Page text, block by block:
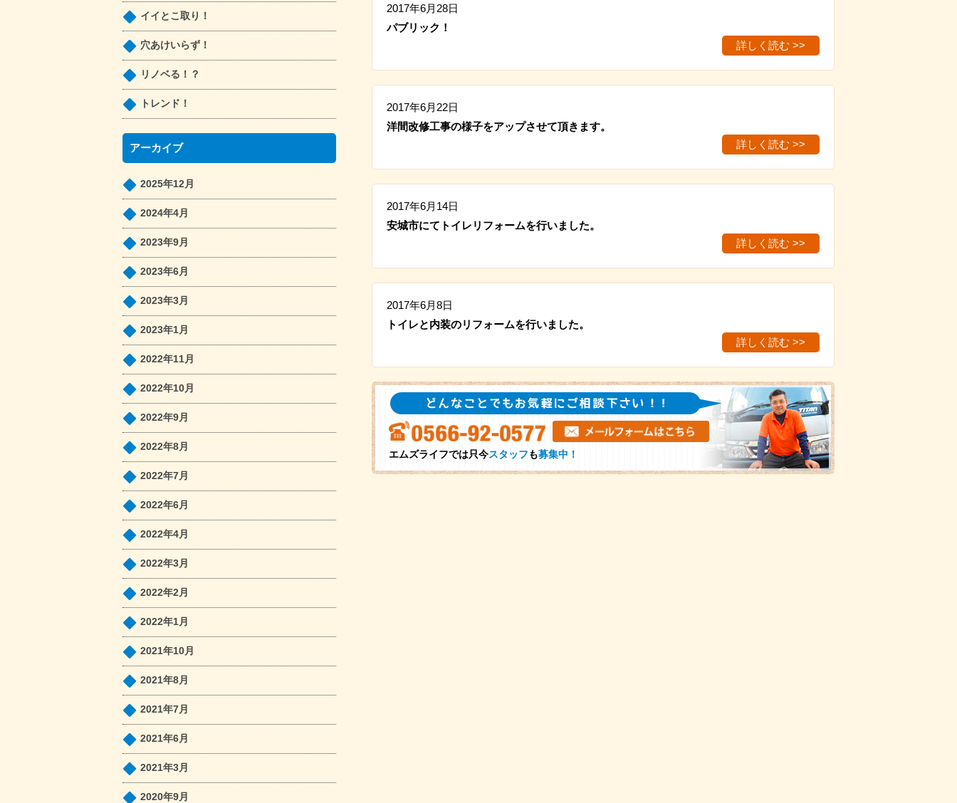
2017年6月28日
パブリック！
詳しく読む >>
2017年6月22日
洋間改修工事の様子をアップさせて頂きます。
詳しく読む >>
2017年6月14日
安城市にてトイレリフォームを行いました。
詳しく読む >>
2017年6月8日
トイレと内装のリフォームを行いました。
詳しく読む >>
エムズライフでは只今スタッフ も募集中！
イイとこ取り！
穴あけいらず！
リノベる！？
トレンド！
アーカイブ
2025年12月
2024年4月
2023年9月
2023年6月
2023年3月
2023年1月
2022年11月
2022年10月
2022年9月
2022年8月
2022年7月
2022年6月
2022年4月
2022年3月
2022年2月
2022年1月
2021年10月
2021年8月
2021年7月
2021年6月
2021年3月
2020年9月